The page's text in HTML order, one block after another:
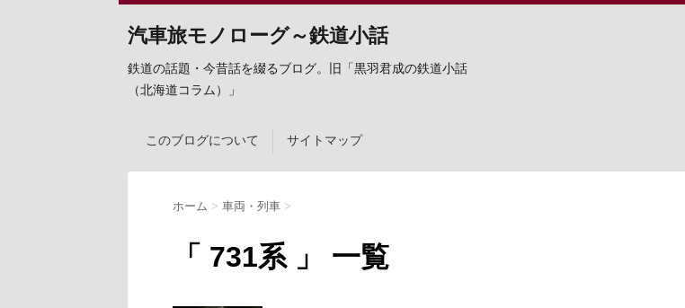
汽車旅モノローグ～鉄道小話
鉄道の話題・今昔話を綴るブログ。旧「黒羽君成の鉄道小話
（北海道コラム）」
このブログについて サイトマップ
ホーム > 車両・列車 >
「 731系 」 一覧